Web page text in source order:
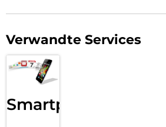
Verwandte Services
Smartphone